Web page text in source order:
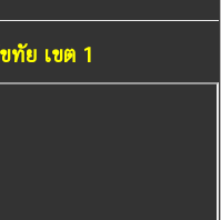
ทัย เขต 1